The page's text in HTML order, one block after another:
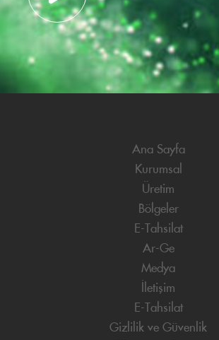
Ana Sayfa
Kurumsal
Üretim
Bölgeler
E-Tahsilat
Ar-Ge
Medya
İletişim
E-Tahsilat
Gizlilik ve Güvenlik